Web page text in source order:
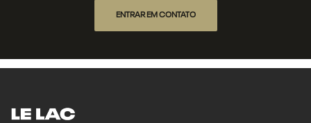
ENTRAR EM CONTATO